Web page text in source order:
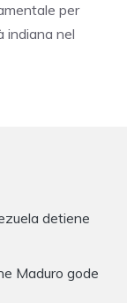
per
indiana nel
detiene
Maduro gode